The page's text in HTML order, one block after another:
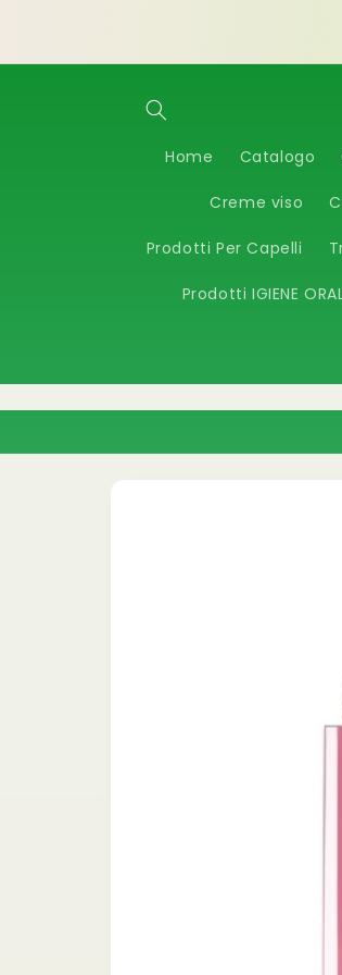
Home Catalogo
Creme viso
Prodotti Per Capelli
Prodotti IGIENE
Passa alle